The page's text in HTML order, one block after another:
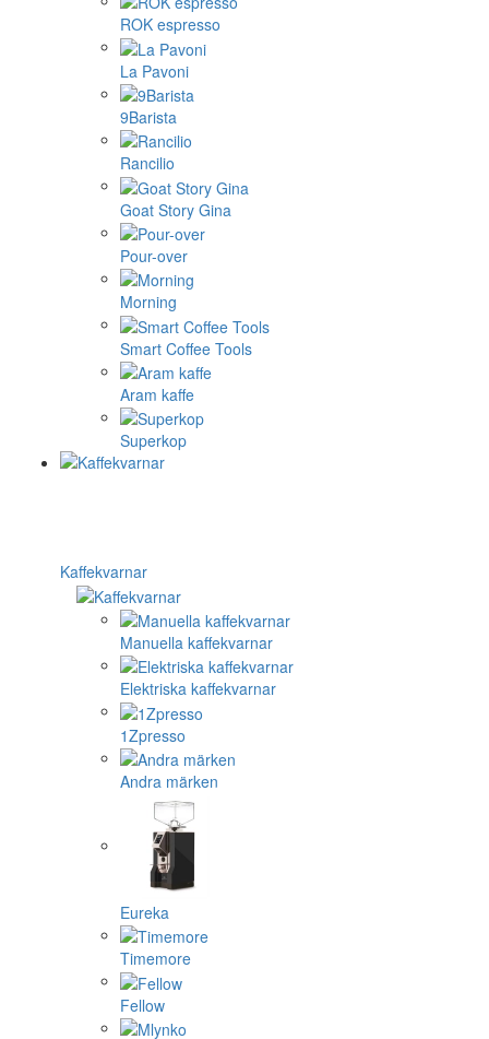
ROK espresso
La Pavoni
9Barista
Rancilio
Goat Story Gina
Pour-over
Morning
Smart Coffee Tools
Aram kaffe
Superkop
Kaffekvarnar
Manuella kaffekvarnar
Elektriska kaffekvarnar
1Zpresso
Andra märken
Eureka
Timemore
Fellow